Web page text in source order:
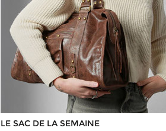
LE SAC DE LA SEMAINE